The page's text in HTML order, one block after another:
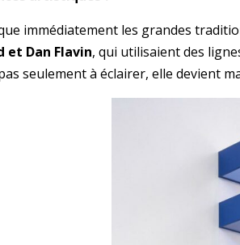
immédiatement les grandes
et Dan Flavin, qui utilisaient des
seulement à éclairer, elle devient